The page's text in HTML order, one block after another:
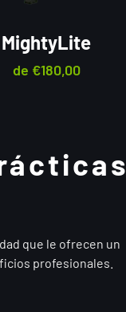
MightyLite
de €180,00
que le ofrecen un
profesionales.